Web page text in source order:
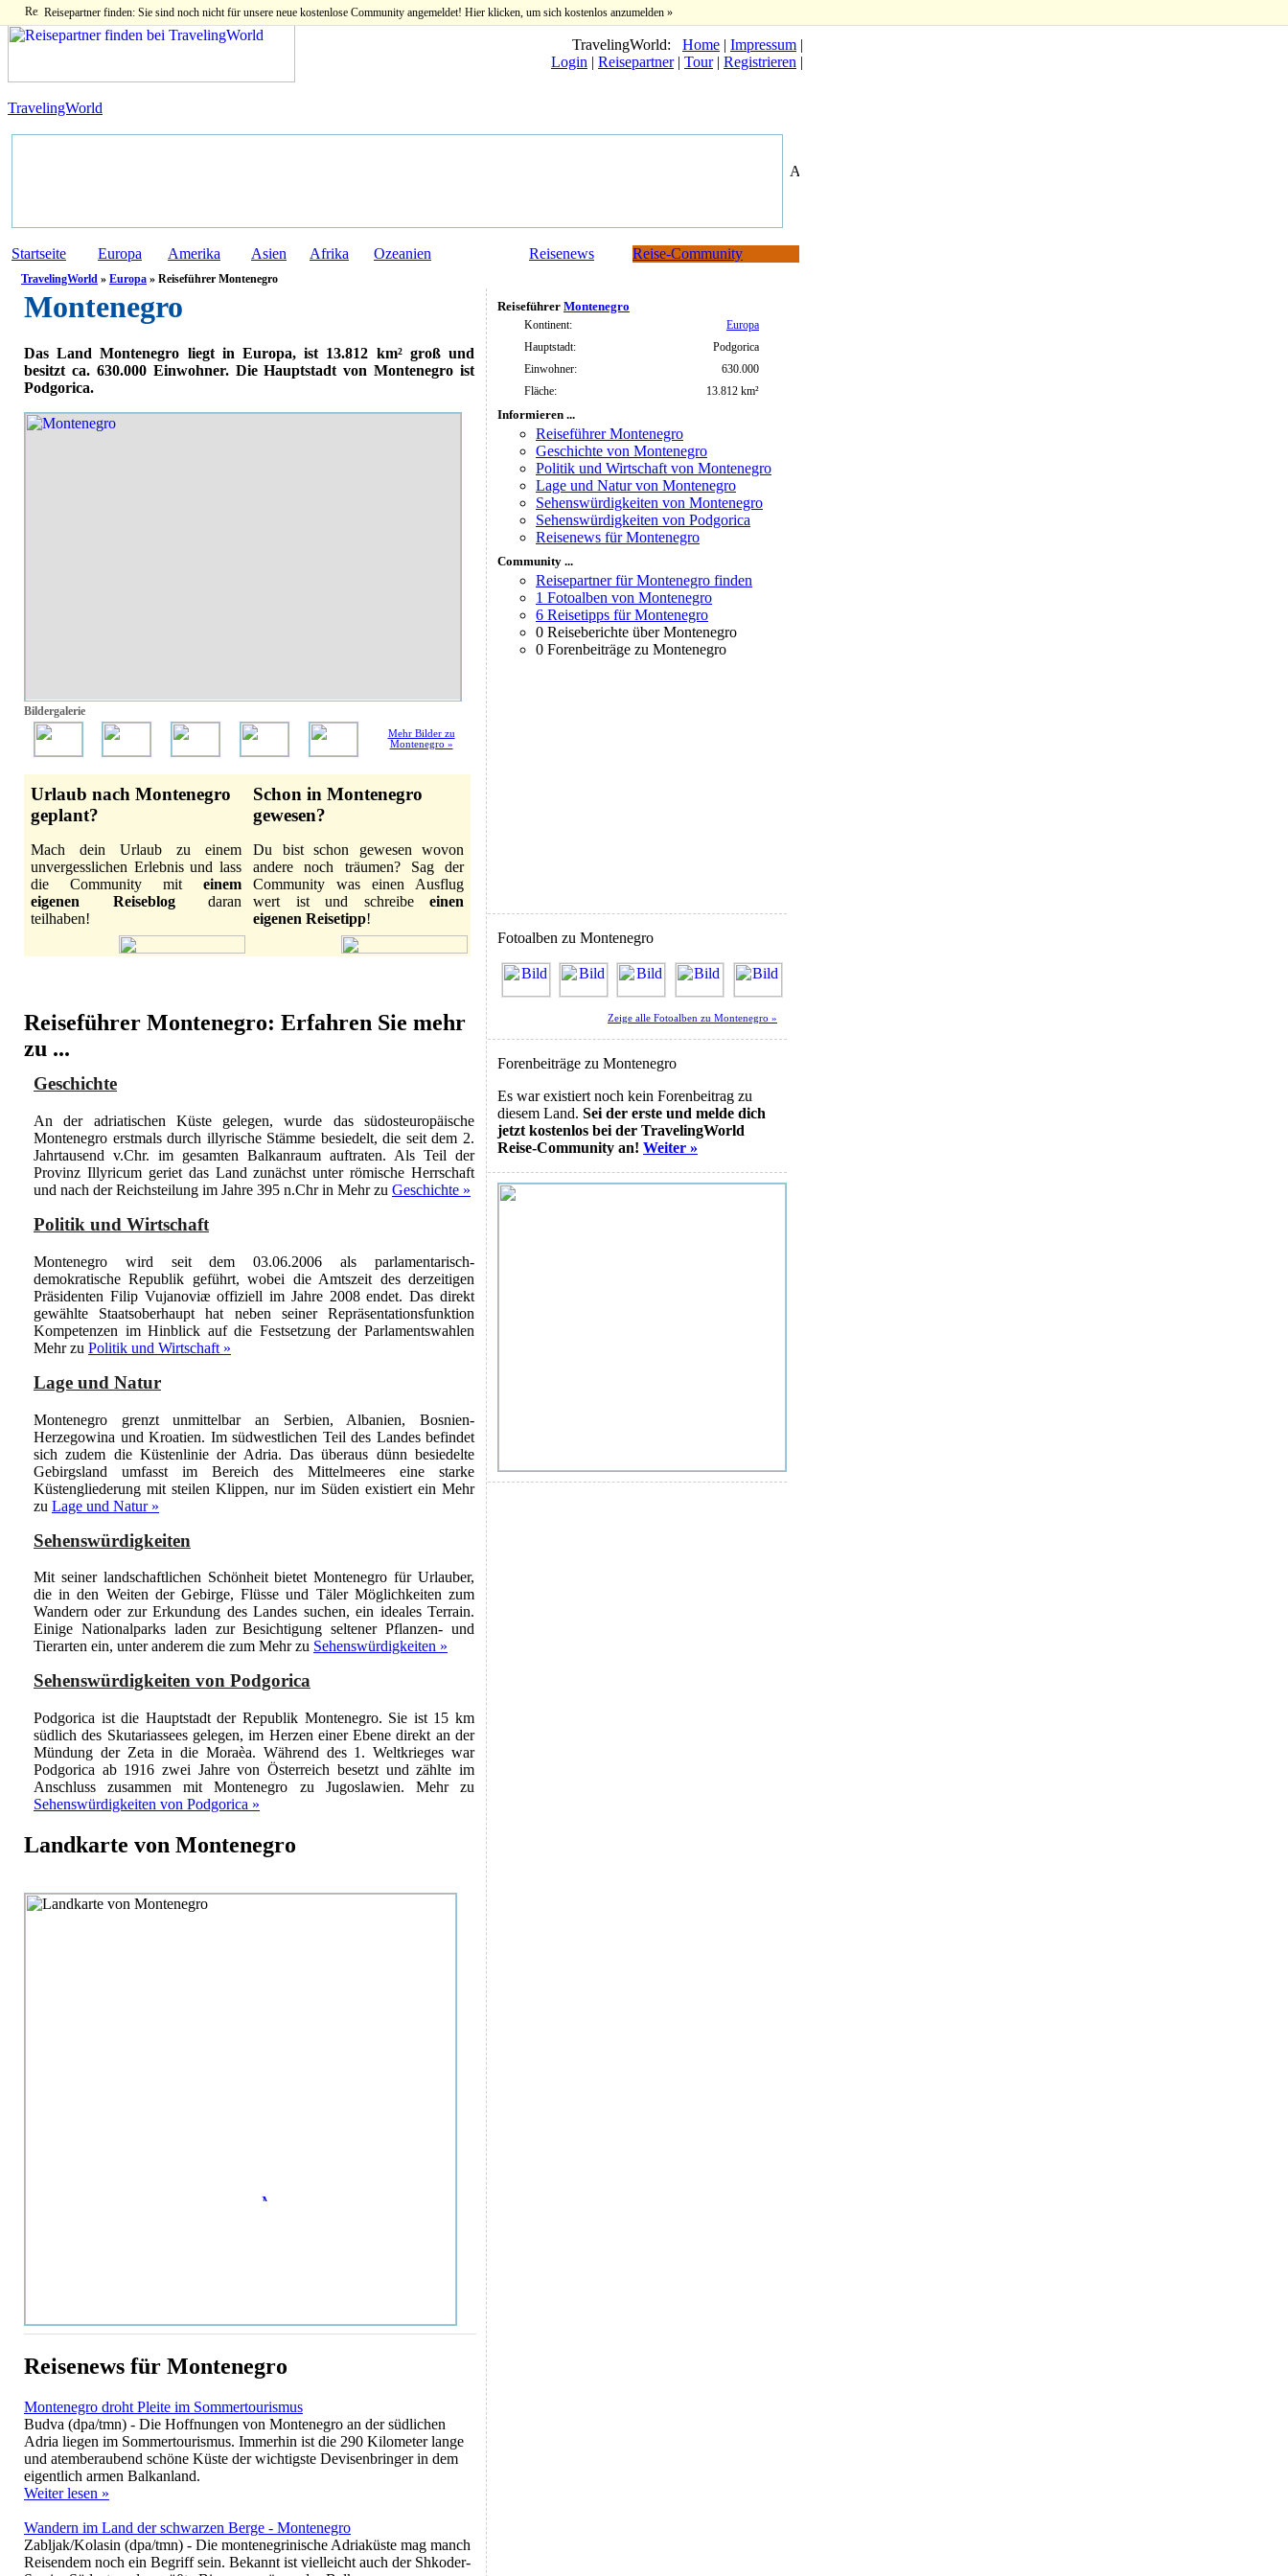
Reisepartner finden: Sie sind noch nicht für unsere neue kostenlose Community angemeldet! Hier klicken, um sich kostenlos anzumelden »
TravelingWorld: Home | Impressum |
Login | Reisepartner| Tour| Registrieren |
TravelingWorld
Startseite Europa Amerika Asien Afrika Ozeanien Reisenews Reise-Community
TravelingWorld » Europa » Reiseführer Montenegro
Montenegro
Das Land Montenegro liegt in Europa, ist 13.812 km² groß und
besitzt ca. 630.000 Einwohner. Die Hauptstadt von Montenegro ist
Podgorica.
Bildergalerie
Mehr Bilder zu
Montenegro »
Urlaub nach Montenegro
geplant?
Mach dein Urlaub zu einem
unvergesslichen Erlebnis und lass
die Community mit einem
eigenen Reiseblogdaran
teilhaben!
Schon in Montenegro
gewesen?
Du bist schon gewesen wovon
andere noch träumen? Sag der
Community was einen Ausflug
wert ist und schreibe einen
eigenen Reisetipp!
Reiseführer Montenegro: Erfahren Sie mehr
zu ...
Geschichte
An der adriatischen Küste gelegen, wurde das südosteuropäische
Montenegro erstmals durch illyrische Stämme besiedelt, die seit dem 2.
Jahrtausend v.Chr. im gesamten Balkanraum auftraten. Als Teil der
Provinz Illyricum geriet das Land zunächst unter römische Herrschaft
und nach der Reichsteilung im Jahre 395 n.Chr in Mehr zu Geschichte »
Politik und Wirtschaft
Montenegro wird seit dem 03.06.2006 als parlamentarisch-
demokratische Republik geführt, wobei die Amtszeit des derzeitigen
Präsidenten Filip Vujanoviæ offiziell im Jahre 2008 endet. Das direkt
gewählte Staatsoberhaupt hat neben seiner Repräsentationsfunktion
Kompetenzen im Hinblick auf die Festsetzung der Parlamentswahlen
Mehr zu Politik und Wirtschaft »
Lage und Natur
Montenegro grenzt unmittelbar an Serbien, Albanien, Bosnien-
Herzegowina und Kroatien. Im südwestlichen Teil des Landes befindet
sich zudem die Küstenlinie der Adria. Das überaus dünn besiedelte
Gebirgsland umfasst im Bereich des Mittelmeeres eine starke
Küstengliederung mit steilen Klippen, nur im Süden existiert ein Mehr
zu Lage und Natur »
Sehenswürdigkeiten
Mit seiner landschaftlichen Schönheit bietet Montenegro für Urlauber,
die in den Weiten der Gebirge, Flüsse und Täler Möglichkeiten zum
Wandern oder zur Erkundung des Landes suchen, ein ideales Terrain.
Einige Nationalparks laden zur Besichtigung seltener Pflanzen- und
Tierarten ein, unter anderem die zum Mehr zu Sehenswürdigkeiten »
Sehenswürdigkeiten von Podgorica
Podgorica ist die Hauptstadt der Republik Montenegro. Sie ist 15 km
südlich des Skutariassees gelegen, im Herzen einer Ebene direkt an der
Mündung der Zeta in die Moraèa. Während des 1. Weltkrieges war
Podgorica ab 1916 zwei Jahre von Österreich besetzt und zählte im
Anschluss zusammen mit Montenegro zu Jugoslawien. Mehr zu
Sehenswürdigkeiten von Podgorica »
Landkarte von Montenegro
Reisenews für Montenegro
Montenegro droht Pleite im Sommertourismus
Budva (dpa/tmn) - Die Hoffnungen von Montenegro an der südlichen
Adria liegen im Sommertourismus. Immerhin ist die 290 Kilometer lange
und atemberaubend schöne Küste der wichtigste Devisenbringer in dem
eigentlich armen Balkanland.
Weiter lesen »
Wandern im Land der schwarzen Berge - Montenegro
Zabljak/Kolasin (dpa/tmn) - Die montenegrinische Adriaküste mag manch
Reisendem noch ein Begriff sein. Bekannt ist vielleicht auch der Shkoder-
Reiseführer Montenegro
Kontinent:
Europa
Hauptstadt:
Podgorica
Einwohner:
630.000
Fläche:
13.812 km²
Informieren ...
Reiseführer Montenegro
Geschichte von Montenegro
Politik und Wirtschaft von Montenegro
Lage und Natur von Montenegro
Sehenswürdigkeiten von Montenegro
Sehenswürdigkeiten von Podgorica
Reisenews für Montenegro
Community ...
Reisepartner für Montenegro finden
1 Fotoalben von Montenegro
6 Reisetipps für Montenegro
0 Reiseberichte über Montenegro
0 Forenbeiträge zu Montenegro
Fotoalben zu Montenegro
Zeige alle Fotoalben zu Montenegro »
Forenbeiträge zu Montenegro
Es war existiert noch kein Forenbeitrag zu
diesem Land. Sei der erste und melde dich
jetzt kostenlos bei der TravelingWorld
Reise-Community an! Weiter »